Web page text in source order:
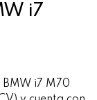
i7
BMW i7 M70